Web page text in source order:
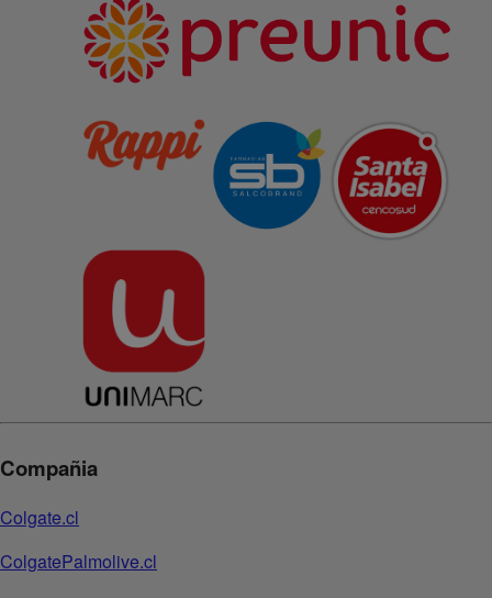
Compañia
Colgate.cl
ColgatePalmolive.cl